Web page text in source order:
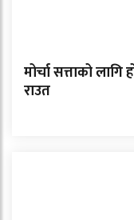
मोर्चा सत्ताको
राउत